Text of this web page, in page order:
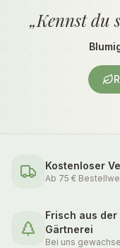
„Kennst du
Kostenloser
Ab 75 €
Frisch aus der
Gärtnerei
Bei uns